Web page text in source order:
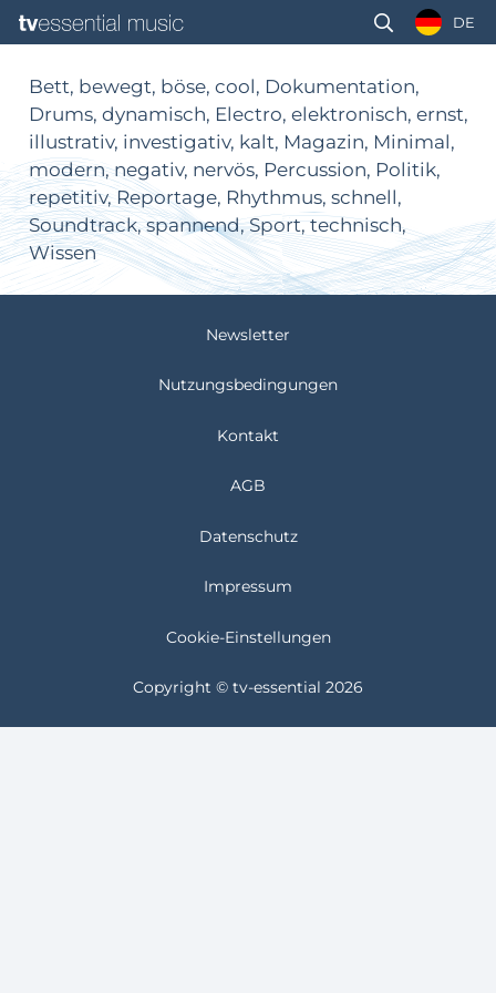
DE
Bett, bewegt, böse, cool, Dokumentation,
Drums, dynamisch, Electro, elektronisch, ernst,
illustrativ, investigativ, kalt, Magazin, Minimal,
modern, negativ, nervös, Percussion, Politik,
repetitiv, Reportage, Rhythmus, schnell,
Soundtrack, spannend, Sport, technisch,
Wissen
Newsletter
Nutzungsbedingungen
Kontakt
AGB
Datenschutz
Impressum
Cookie-Einstellungen
Copyright © tv-essential 2026